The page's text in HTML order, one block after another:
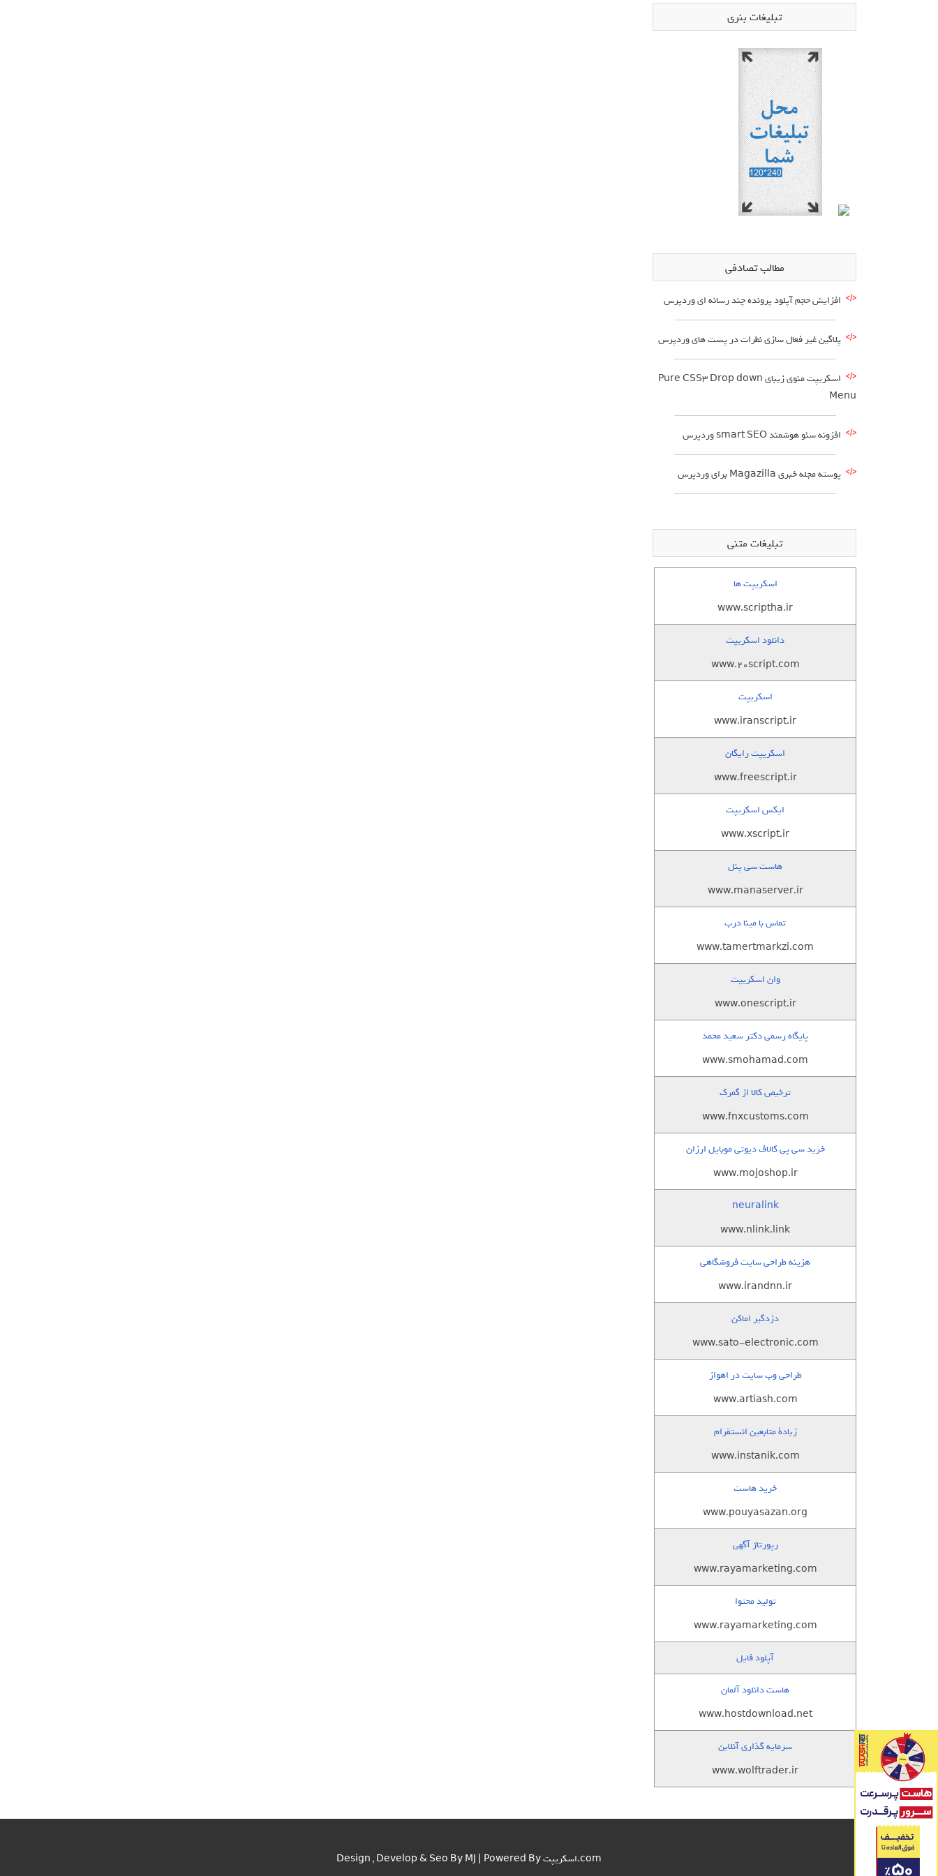
تبلیغات بنری
مطالب تصادفی
افزایش حجم آپلود پرونده چند رسانه ای وردپرس
پلاگین غیر فعال سازی نطرات در پست های وردپرس
اسکریپت منوی زیبای Pure CSS3 Drop down
Menu
افزونه سئو هوشمند smart SEO وردپرس
پوسته مجله خبری Magazilla برای وردپرس
تبلیغات متنی
اسکریپت ها
www.scriptha.ir
دانلود اسکریپت
www.20script.com
اسکریپت
www.iranscript.ir
اسکریپت رایگان
www.freescript.ir
ایکس اسکریپت
www.xscript.ir
هاست سی پنل
www.manaserver.ir
تماس با مینا درب
www.tamertmarkzi.com
وان اسکریپت
www.onescript.ir
پایگاه رسمی دکتر سعید محمد
www.smohamad.com
ترخیص کالا از گمرک
www.fnxcustoms.com
خرید سی پی کالاف دیوتی موبایل ارزان
www.mojoshop.ir
neuralink
www.nlink.link
هزینه طراحی سایت فروشگاهی
www.irandnn.ir
دزدگیر اماکن
www.sato-electronic.com
طراحی وب سایت در اهواز
www.artiash.com
زيادة متابعين انستقرام
www.instanik.com
خرید هاست
www.pouyasazan.org
رپورتاژ آگهی
www.rayamarketing.com
تولید محتوا
www.rayamarketing.com
آپلود فایل
هاست دانلود آلمان
www.hostdownload.net
سرمایه گذاری آنلاین
www.wolftrader.ir
Design , Develop & Seo By MJ | Powered By اسکریپت.com